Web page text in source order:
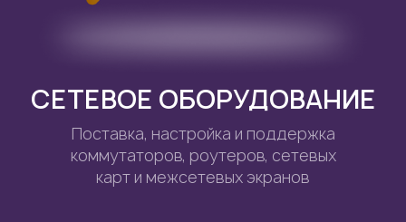
СЕТЕВОЕ ОБОРУДОВАНИЕ
Поставка, настройка и поддержка
коммутаторов, роутеров, сетевых
карт и межсетевых экранов